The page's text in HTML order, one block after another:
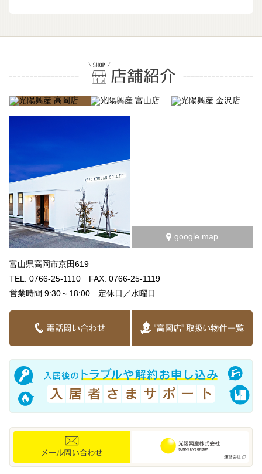
google map
富山県高岡市京田619
TEL. 0766-25-1110 FAX. 0766-25-1119
営業時間 9:30～18:00 定休日／水曜日